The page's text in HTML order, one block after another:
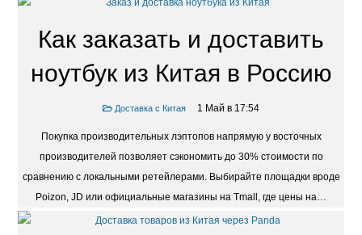
Как заказать и доставить
ноутбук из Китая в Россию
Доставка с Китая 1 Май в 17:54
Покупка производительных лэптопов напрямую у восточных
производителей позволяет сэкономить до 30% стоимости по
сравнению с локальными ретейлерами. Выбирайте площадки вроде
Poizon, JD или официальные магазины на Tmall, где цены на…